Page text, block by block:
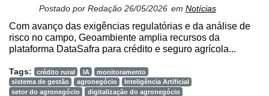
Postado por Redação 26/05/2026 em Notícias
Com avanço das exigências regulatórias e da análise de
risco no campo, Geoambiente amplia recursos da
plataforma DataSafra para crédito e seguro agrícola...
Tags: crédito rural IA
monitoramento
sistema de gestão
agronegócio
Inteligência Artificial
setor do agronegócio
digitalização do agronegócio